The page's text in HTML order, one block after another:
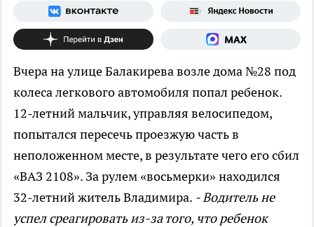
Вчера на улице Балакирева возле дома №28 под
колеса легкового автомобиля попал ребенок.
12-летний мальчик, управляя велосипедом,
попытался пересечь проезжую часть в
неположенном месте, в результате чего его сбил
«ВАЗ 2108». За рулем «восьмерки» находился
32-летний житель Владимира. - Водитель не
успел среагировать из-за того, что ребенок